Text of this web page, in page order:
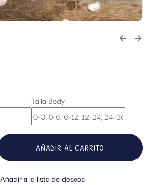
Talla Body
AÑADIR AL CARRITO
Añadir a la lista de deseos